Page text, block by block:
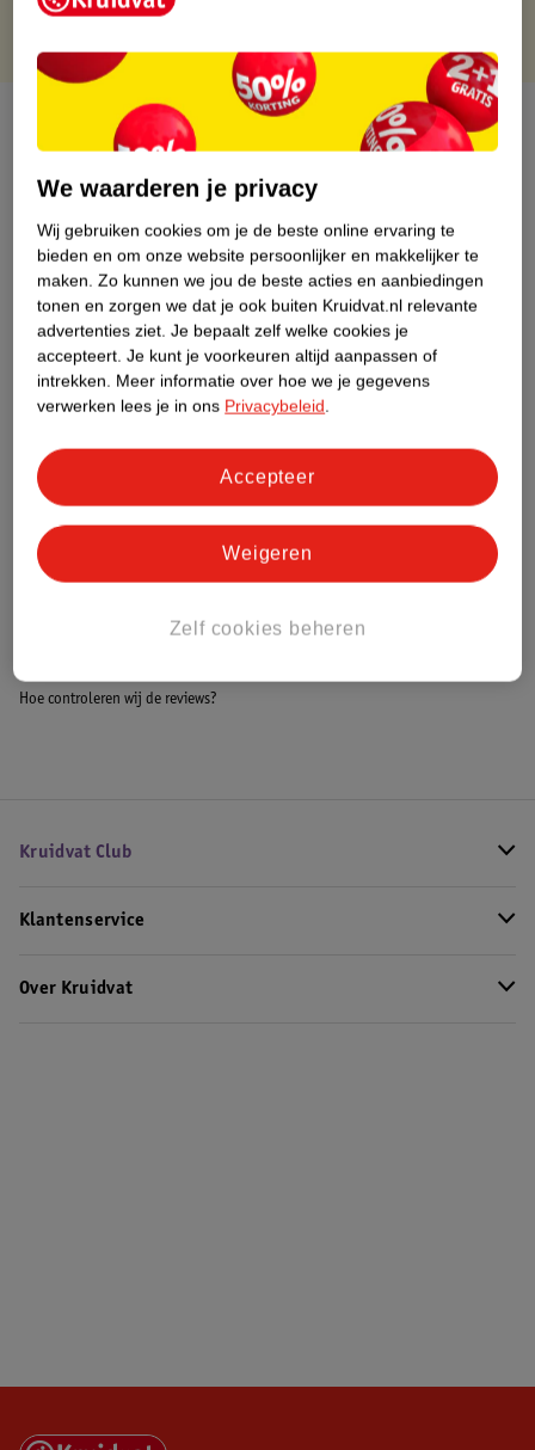
Over dit product
Productinformatie
Etiketinformatie
Nature Impact Score
Dit product heeft (nog) geen Nature
Impact Score.
Meer informatie
Bestel & Bezorginformatie
Bekijk ook
Briljant Baby Alle Baby beddengoed
Hoe controleren wij de reviews?
Kruidvat Club
Klantenservice
Over Kruidvat
We waarderen je privacy
Wij gebruiken cookies om je de beste online ervaring te
bieden en om onze website persoonlijker en makkelijker te
maken. Zo kunnen we jou de beste acties en aanbiedingen
tonen en zorgen we dat je ook buiten Kruidvat.nl relevante
advertenties ziet. Je bepaalt zelf welke cookies je
accepteert. Je kunt je voorkeuren altijd aanpassen of
intrekken. Meer informatie over hoe we je gegevens
verwerken lees je in ons Privacybeleid.
Zelf cookies beheren
Weigeren
Accepteer